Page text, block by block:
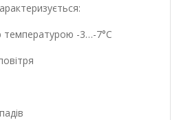
-3…-7°C